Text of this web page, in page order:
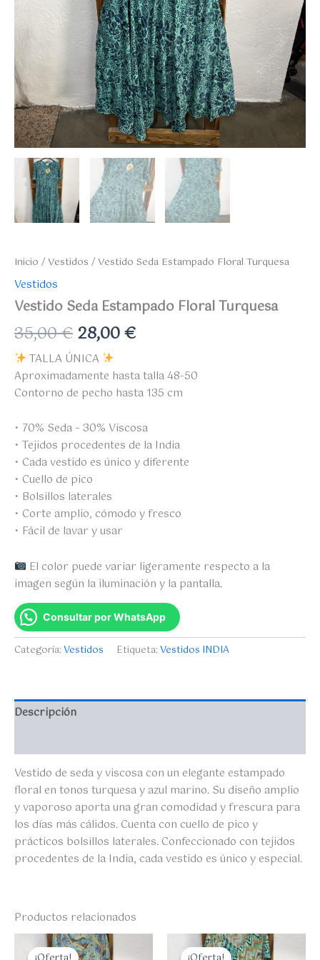
Inicio /Vestidos / Vestido Seda Estampado Floral Turquesa
Vestidos
Vestido Seda Estampado Floral Turquesa
35,00€28,00€
TALLA ÚNICA
Aproximadamente hasta talla 48-50
Contorno de pecho hasta 135 cm
• 70% Seda – 30% Viscosa
• Tejidos procedentes de la India
• Cada vestido es único y diferente
• Cuello de pico
• Bolsillos laterales
• Corte amplio, cómodo y fresco
• Fácil de lavar y usar
El color puede variar ligeramente respecto a la
imagen según la iluminación y la pantalla.
Consultar por WhatsApp
Categoría:Vestidos Etiqueta:Vestidos INDIA
Descripción
Vestido de seda y viscosa con un elegante estampado
floral en tonos turquesa y azul marino. Su diseño amplio
y vaporoso aporta una gran comodidad y frescura para
los días más cálidos. Cuenta con cuello de pico y
prácticos bolsillos laterales. Confeccionado con tejidos
procedentes de la India, cada vestido es único y especial.
Productos relacionados
El
precio
El
precio
El
precio
El
precio